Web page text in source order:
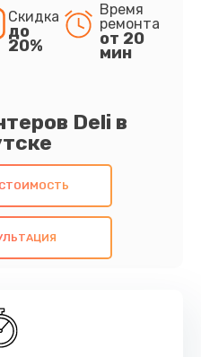
Deli в
Скидка
до
20%
Время
ремонта
от 20
мин